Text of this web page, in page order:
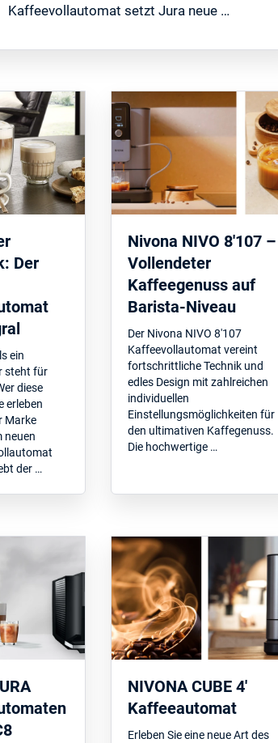
Kaffeevollautomat setzt Jura neue …
Der
ein
steht für
diese
erleben
Marke
neuen
der …
Nivona NIVO 8'107 –
Vollendeter
Kaffeegenuss auf
Barista-Niveau
Der Nivona NIVO 8'107
Kaffeevollautomat vereint
fortschrittliche Technik und
edles Design mit zahlreichen
individuellen
Einstellungsmöglichkeiten für
den ultimativen Kaffegenuss.
Die hochwertige …
NIVONA CUBE 4'
Kaffeeautomat
Erleben Sie eine neue Art des